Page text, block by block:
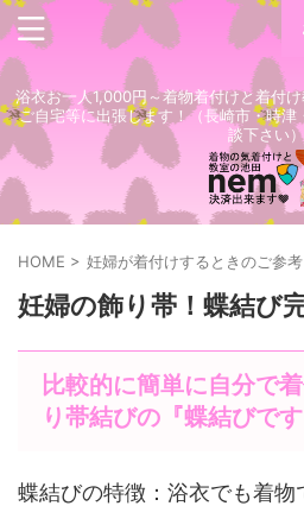
浴衣お一人1,000円～着物着付けと着付
ご自宅等に出張します！（長崎市・時
談下さい）
HOME > 妊婦が着付けするときのご参考
妊婦の飾り帯！蝶結び
比較的に簡単に自分で
り帯結びの『蝶結びです
蝶結びの特徴：浴衣でも着